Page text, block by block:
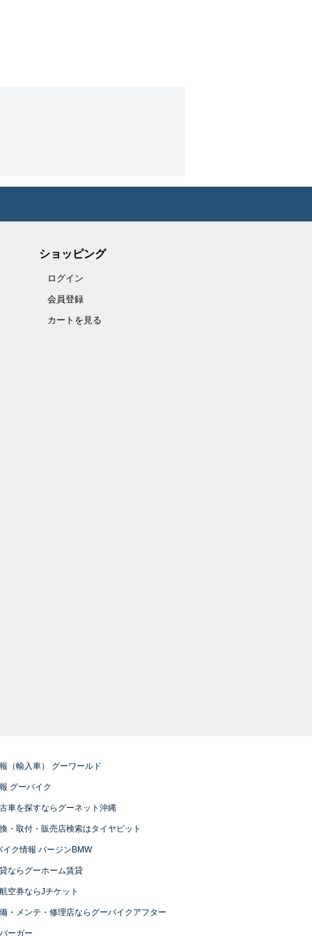
ショッピング
ログイン
会員登録
カートを見る
（輸入車） グーワールド
グーバイク
車を探すならグーネット沖縄
・取付・販売店検索はタイヤピット
イク情報 バージンBMW
ならグーホーム賃貸
空券ならJチケット
・メンテ・修理店ならグーバイクアフター
ーガー